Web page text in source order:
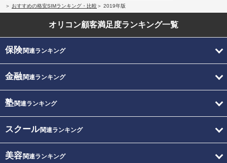
おすすめの格安SIMランキング・比較
2019年版
オリコン顧客満足度ランキング一覧
保険関連ランキング
金融関連ランキング
塾関連ランキング
スクール関連ランキング
美容関連ランキング